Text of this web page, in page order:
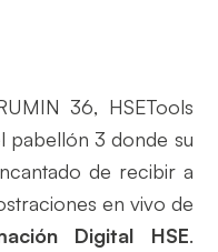
36, HSETools
pabellón 3 donde su
de recibir a
en vivo de
Digital HSE.